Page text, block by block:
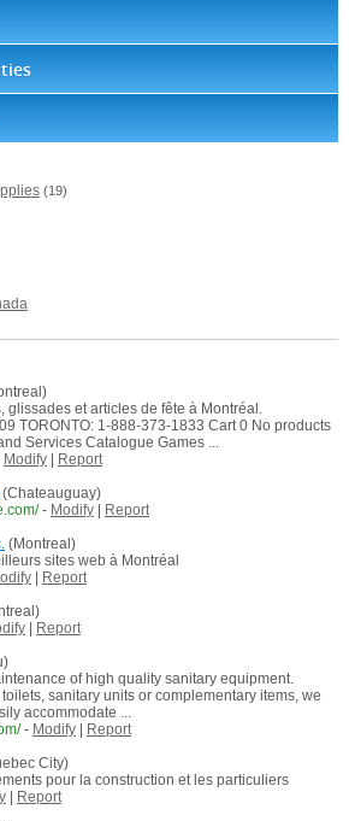
(19)
glissades et articles de fête à Montréal.
TORONTO: 1-888-373-1833 Cart 0 No products
Services Catalogue Games ...
Modify|
Report
- Modify|
Report
(Montreal)
sites web à Montréal
|
Report
|
Report
of high quality sanitary equipment.
sanitary units or complementary items, we
accommodate ...
- Modify|
Report
City)
pour la construction et les particuliers
|
Report